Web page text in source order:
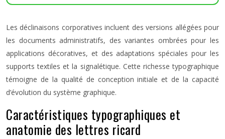
Les déclinaisons corporatives incluent des versions allégées pour
les documents administratifs, des variantes ombrées pour les
applications décoratives, et des adaptations spéciales pour les
supports textiles et la signalétique. Cette richesse typographique
témoigne de la qualité de conception initiale et de la capacité
d’évolution du système graphique.
Caractéristiques typographiques et
anatomie des lettres ricard